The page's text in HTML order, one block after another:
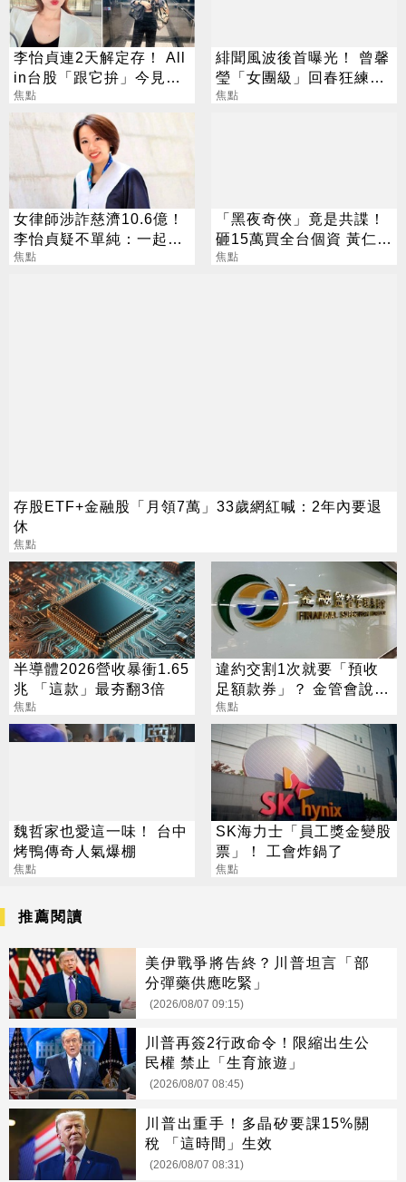
李怡貞連2天解定存！ All
in台股「跟它拚」今見暴
漲笑：乖乖上班
焦點
緋聞風波後首曝光！ 曾馨
瑩「女團級」回春狂練舞
郭董獨自公園散步
焦點
女律師涉詐慈濟10.6億！
李怡貞疑不單純：一起洗
錢？
焦點
「黑夜奇俠」竟是共諜！
砸15萬買全台個資 黃仁
勳、張麗善也受害
焦點
存股ETF+金融股「月領7萬」33歲網紅喊：2年內要退
休
焦點
半導體2026營收暴衝1.65
兆 「這款」最夯翻3倍
焦點
違約交割1次就要「預收
足額款券」？ 金管會說話
了
焦點
魏哲家也愛這一味！ 台中
烤鴨傳奇人氣爆棚
焦點
SK海力士「員工獎金變股
票」！ 工會炸鍋了
焦點
推薦閱讀
美伊戰爭將告終？川普坦言「部
分彈藥供應吃緊」
(2026/08/07 09:15)
川普再簽2行政命令！限縮出生公
民權 禁止「生育旅遊」
(2026/08/07 08:45)
川普出重手！多晶矽要課15%關
稅 「這時間」生效
(2026/08/07 08:31)